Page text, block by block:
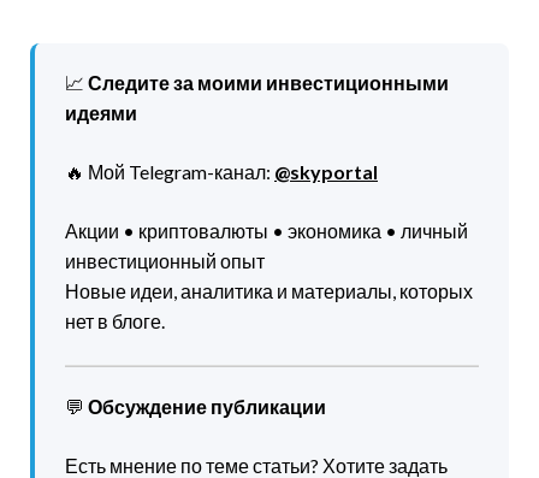
📈 Следите за моими инвестиционными
идеями
🔥 Мой Telegram-канал: @skyportal
Акции • криптовалюты • экономика • личный
инвестиционный опыт
Новые идеи, аналитика и материалы, которых
нет в блоге.
💬 Обсуждение публикации
Есть мнение по теме статьи? Хотите задать